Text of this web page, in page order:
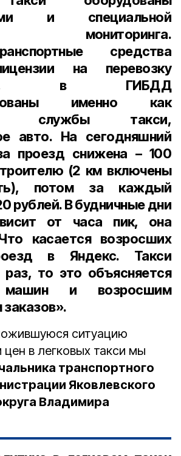
и специальной
мониторинга.
средства
на перевозку
в ГИБДД
именно как
службы такси,
авто. На сегодняшний
проезд снижена – 100
(2 км включены
потом за каждый
рублей. В будничные дни
от часа пик, она
касается возросших
в Яндекс. Такси
раз, то это объясняется
машин и возросшим
ситуацию
в легковых такси мы
транспортного
Яковлевского
Владимира